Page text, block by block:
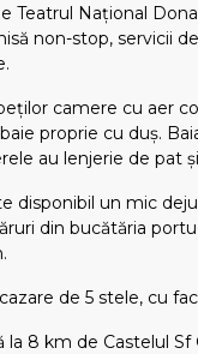
Teatrul Național
non-stop, servicii
camere cu aer
proprie cu duș.
au lenjerie de pat
disponibil un mic
din bucătăria
de 5 stele, cu
8 km de Castelul